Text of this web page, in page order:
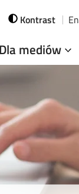
Dla mediów
Kontrast